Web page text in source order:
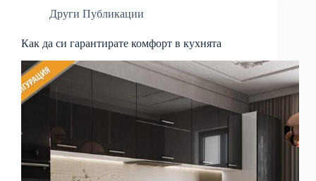
Други Публикации
Как да си гарантирате комфорт в кухнята